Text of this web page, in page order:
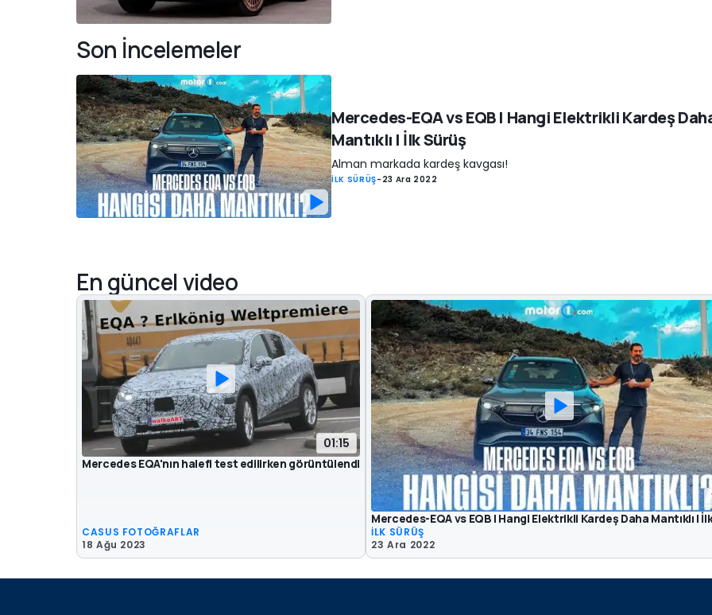
Son İncelemeler
Mercedes-EQA vs EQB | Hangi Elektrikli Kardeş
Mantıklı | İlk Sürüş
Alman markada kardeş kavgası!
İLK SÜRÜŞ- 23 Ara 2022
En güncel video
01:15
Mercedes EQA'nın halefi test edilirken görüntülendi
CASUS FOTOĞRAFLAR
18 Ağu 2023
Mercedes-EQA vs EQB | Hangi Elektrikli Kardeş Daha Mantıklı |
İLK SÜRÜŞ
23 Ara 2022